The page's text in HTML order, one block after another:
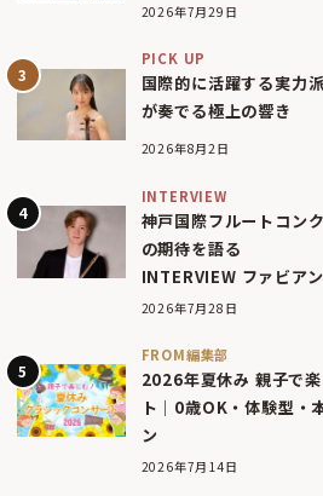
2026年7月29日
PICK UP
国際的に活躍する実力
が奏でる極上の響き
2026年8月2日
INTERVIEW
神戸国際フルートコン
の期待を語る
INTERVIEW ファビア
2026年7月28日
FROM編集部
2026年夏休み 親子で
ト｜0歳OK・体験型・
ン
2026年7月14日